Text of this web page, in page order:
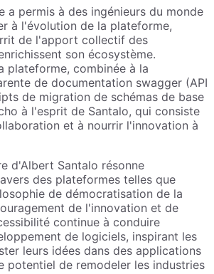
a permis à des ingénieurs du monde
à l'évolution de la plateforme,
de l'apport collectif des
son écosystème.
plateforme, combinée à la
de documentation swagger (API
de migration de schémas de base
à l'esprit de Santalo, qui consiste
et à nourrir l'innovation à
d'Albert Santalo résonne
des plateformes telles que
de démocratisation de la
de l'innovation et de
continue à conduire
de logiciels, inspirant les
leurs idées dans des applications
potentiel de remodeler les industries